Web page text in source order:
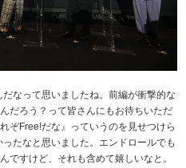
なって思いましたね。前編が衝撃的な
だろう？って皆さんにもお待ちいただ
ぞFree!だな』っていうのを見せつけら
たなと思いました。エンドロールでも
ですけど、それも含めて嬉しいなと。